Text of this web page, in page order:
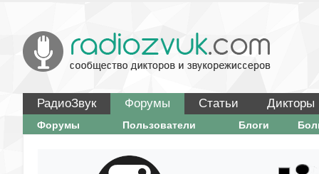
РадиоЗвук Форумы Статьи Дикторы
Форумы Пользователи Блоги